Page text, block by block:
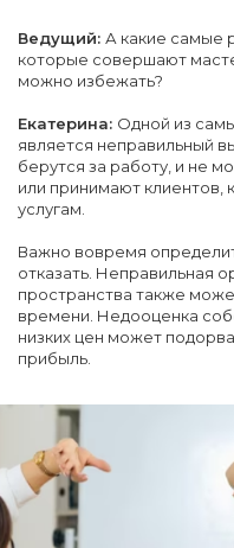
Ведущий: А какие самые
которые совершают
можно избежать?
Екатерина: Одной из
является неправильный
берутся за работу, и не
или принимают клиентов,
услугам.
Важно вовремя
отказать. Неправильная
пространства также
времени. Недооценка
низких цен может
прибыль.